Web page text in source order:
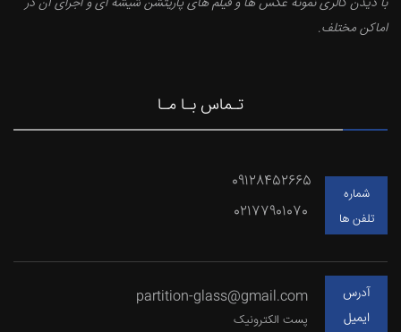
اماکن مختلف.
تـماس بـا مـا
شماره
تلفن ها
09128452665
آدرس
ایمیل
پست الکترونیک